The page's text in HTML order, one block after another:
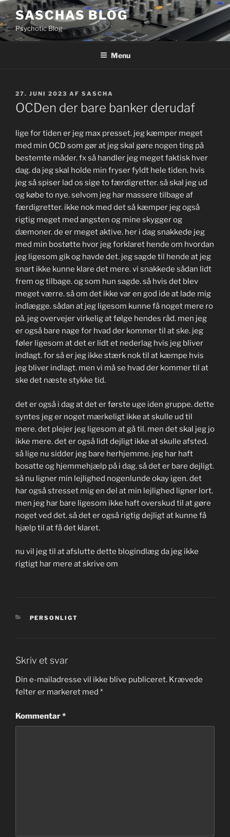
Videre
til
indhold
SASCHAS BLOG
Psychotic Blog
Menu
UDGIVET
DEN
27. JUNI 2023 AF SASCHA
OCDen der bare banker derudaf
lige for tiden er jeg max presset. jeg kæmper meget
med min OCD som gør at jeg skal gøre nogen ting på
bestemte måder. fx så handler jeg meget faktisk hver
dag. da jeg skal holde min fryser fyldt hele tiden. hvis
jeg så spiser lad os sige to færdigretter. så skal jeg ud
og købe to nye. selvom jeg har massere tilbage af
færdigretter. ikke nok med det så kæmper jeg også
rigtig meget med angsten og mine skygger og
dæmoner. de er meget aktive. her i dag snakkede jeg
med min bostøtte hvor jeg forklaret hende om hvordan
jeg ligesom gik og havde det. jeg sagde til hende at jeg
snart ikke kunne klare det mere. vi snakkede sådan lidt
frem og tilbage. og som hun sagde. så hvis det blev
meget værre. så om det ikke var en god ide at lade mig
indlægge. sådan at jeg ligesom kunne få noget mere ro
på. jeg overvejer virkelig at følge hendes råd. men jeg
er også bare nage for hvad der kommer til at ske. jeg
føler ligesom at det er lidt et nederlag hvis jeg bliver
indlagt. for så er jeg ikke stærk nok til at kæmpe hvis
jeg bliver indlagt. men vi må se hvad der kommer til at
ske det næste stykke tid.
det er også i dag at det er første uge iden gruppe. dette
syntes jeg er noget mærkeligt ikke at skulle ud til
mere. det plejer jeg ligesom at gå til. men det skal jeg jo
ikke mere. det er også lidt dejligt ikke at skulle afsted.
så lige nu sidder jeg bare herhjemme. jeg har haft
bosatte og hjemmehjælp på i dag. så det er bare dejligt.
så nu ligner min lejlighed nogenlunde okay igen. det
har også stresset mig en del at min lejlighed ligner lort.
men jeg har bare ligesom ikke haft overskud til at gøre
noget ved det. så det er også rigtig dejligt at kunne få
hjælp til at få det klaret.
nu vil jeg til at afslutte dette blogindlæg da jeg ikke
rigtigt har mere at skrive om
KATEGORIER
PERSONLIGT
Skriv et svar
Din e-mailadresse vil ikke blive publiceret. Krævede
felter er markeret med *
Kommentar*